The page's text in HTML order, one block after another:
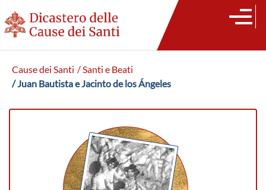
Cause dei Santi / Santi e Beati
/ Juan Bautista e Jacinto de los Ángeles